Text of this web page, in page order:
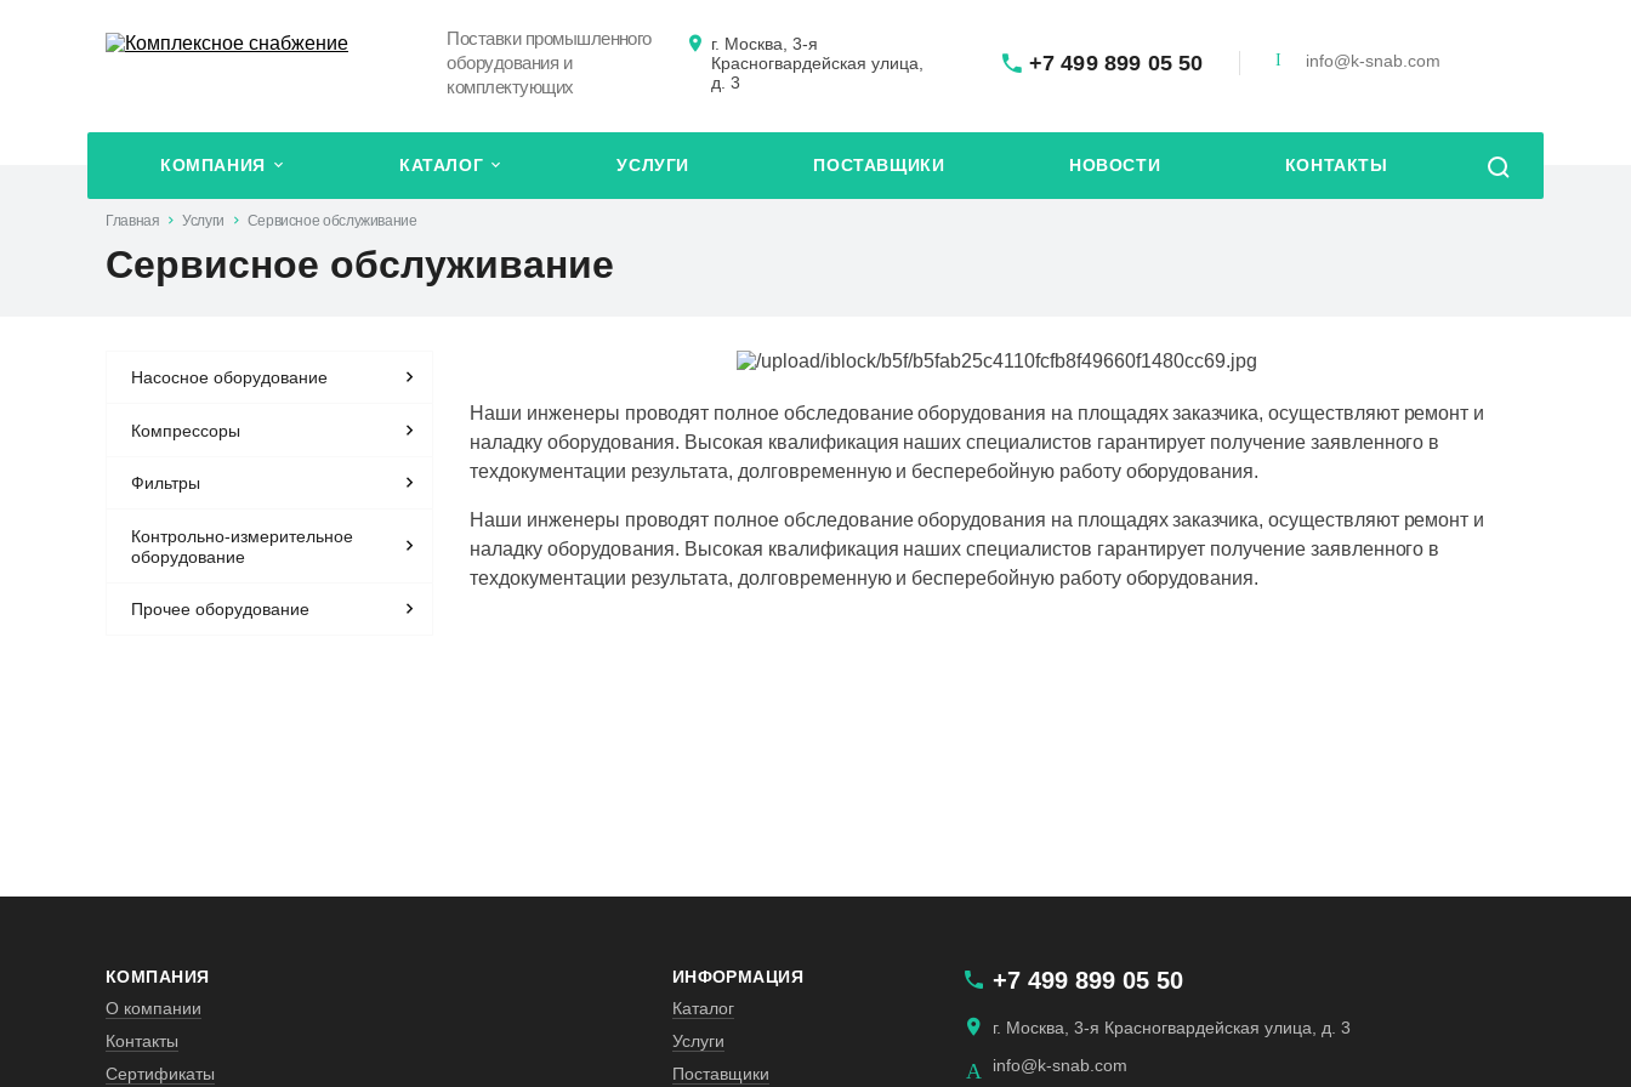
Поставки промышленного
оборудования и
комплектующих
г. Москва, 3-я
Красногвардейская улица,
д. 3
+7 499 899 05 50 info@k-snab.com
КОМПАНИЯ КАТАЛОГ УСЛУГИ ПОСТАВЩИКИ НОВОСТИ КОНТАКТЫ
Главная Услуги Сервисное обслуживание
Сервисное обслуживание
Насосное оборудование
Компрессоры
Фильтры
Контрольно-измерительное
оборудование
Прочее оборудование
Наши инженеры проводят полное обследование оборудования на площадях заказчика, осуществляют ремонт и
наладку оборудования. Высокая квалификация наших специалистов гарантирует получение заявленного в
техдокументации результата, долговременную и бесперебойную работу оборудования.
Наши инженеры проводят полное обследование оборудования на площадях заказчика, осуществляют ремонт и
наладку оборудования. Высокая квалификация наших специалистов гарантирует получение заявленного в
техдокументации результата, долговременную и бесперебойную работу оборудования.
КОМПАНИЯ
О компании
Контакты
Сертификаты
ИНФОРМАЦИЯ
Каталог
Услуги
Поставщики
+7 499 899 05 50
г. Москва, 3-я Красногвардейская улица, д. 3
info@k-snab.com